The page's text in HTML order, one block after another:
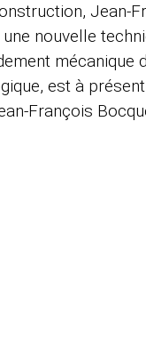
Jean-
nouvelle
mécanique
est à
François